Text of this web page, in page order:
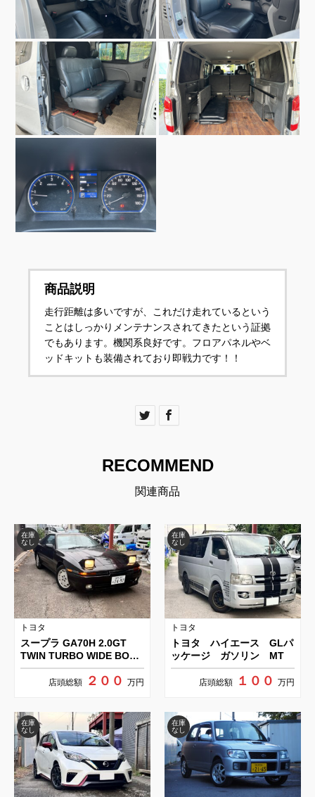
商品説明
走行距離は多いですが、これだけ走れているという
ことはしっかりメンテナンスされてきたという証拠
でもあります。機関系良好です。フロアパネルやベ
ッドキットも装備されており即戦力です！！
RECOMMEND
関連商品
在庫
なし
トヨタ
スープラ GA70H 2.0GT
TWIN TURBO WIDE BODY
AERO TOP
店頭総額 ２００ 万円
在庫
なし
トヨタ
トヨタ ハイエース GLパ
ッケージ ガソリン MT
店頭総額 １００ 万円
在庫
なし
在庫
なし